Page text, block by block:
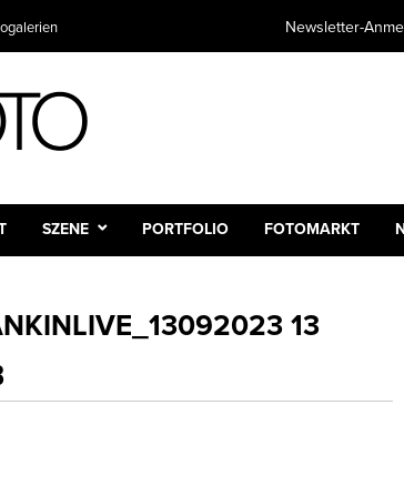
Newsletter-
SZENE PORTFOLIO FOTOMARKT
13